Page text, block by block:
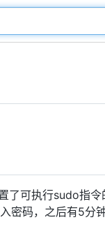
了可执行sudo指
密码，之后有5分